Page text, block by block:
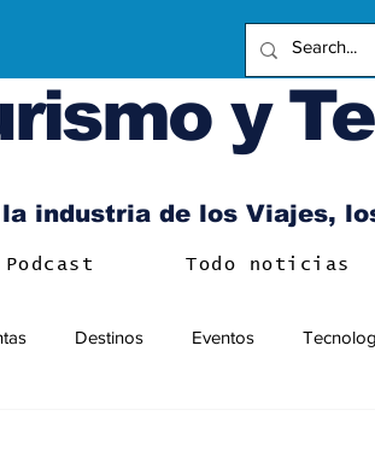
y
industria de los Viajes,
Podcast Todo noticias
Destinos Eventos